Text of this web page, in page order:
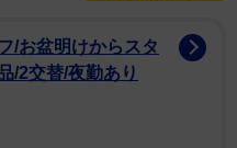
/お盆明けからスタ
/2交替/夜勤あり